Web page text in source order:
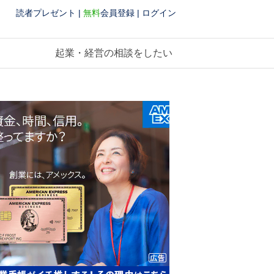
読者プレゼント | 無料会員登録 | ログイン
起業・経営の相談をしたい